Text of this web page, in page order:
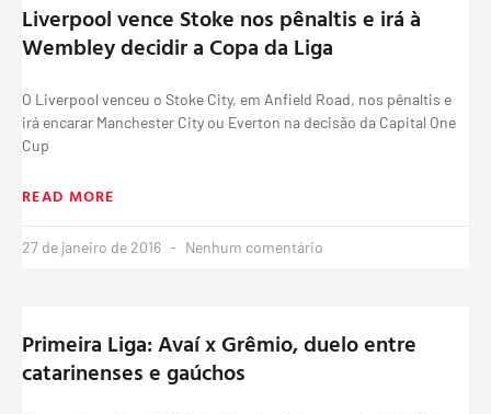
Liverpool vence Stoke nos pênaltis e irá à
Wembley decidir a Copa da Liga
O Liverpool venceu o Stoke City, em Anfield Road, nos pênaltis e
irá encarar Manchester City ou Everton na decisão da Capital One
Cup
READ MORE
27 de janeiro de 2016 Nenhum comentário
Primeira Liga: Avaí x Grêmio, duelo entre
catarinenses e gaúchos